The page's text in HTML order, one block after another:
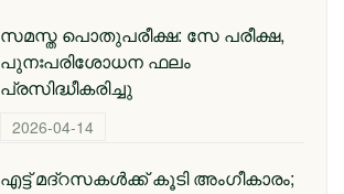
സമസ്ത പൊതുപരീക്ഷ: സേ പരീക്ഷ,
പുനഃപരിശോധന ഫലം
പ്രസിദ്ധീകരിച്ചു
2026-04-14
എട്ട് മദ്റസകള്‍ക്ക് കൂടി അംഗീകാരം;